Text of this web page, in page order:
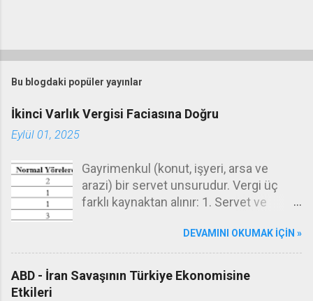
Y
o
r
G
ö
d
r
Bu blogdaki popüler yayınlar
İkinci Varlık Vergisi Faciasına Doğru
Eylül 01, 2025
Gayrimenkul (konut, işyeri, arsa ve
arazi) bir servet unsurudur. Vergi üç
farklı kaynaktan alınır: 1. Servet ve
değerli konut vergisi, veraset ve intikal
vergisi), 2. Gelir (gelir vergisi, kurumlar
vergisi), 3. İşlem (KDV, ÖTV, damga
vergisi, harçlar.) Emlak vergisi servet
DEVAMINI OKUMAK IÇIN »
ABD - İran Savaşının Türkiye Ekonomisine
Etkileri